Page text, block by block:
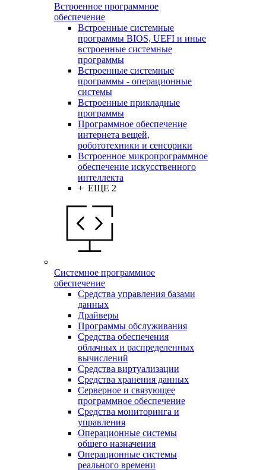
Встроенное программное
обеспечение
Встроенные системные
программы BIOS, UEFI и иные
встроенные системные
программы
Встроенные системные
программы - операционные
системы
Встроенные прикладные
программы
Программное обеспечение
интернета вещей,
робототехники и сенсорики
Встроенное микропрограммное
обеспечение искусственного
интеллекта
+ ЕЩЕ 2
Системное программное
обеспечение
Средства управления базами
данных
Драйверы
Программы обслуживания
Средства обеспечения
облачных и распределенных
вычислений
Средства виртуализации
Средства хранения данных
Серверное и связующее
программное обеспечение
Средства мониторинга и
управления
Операционные системы
общего назначения
Операционные системы
реального времени